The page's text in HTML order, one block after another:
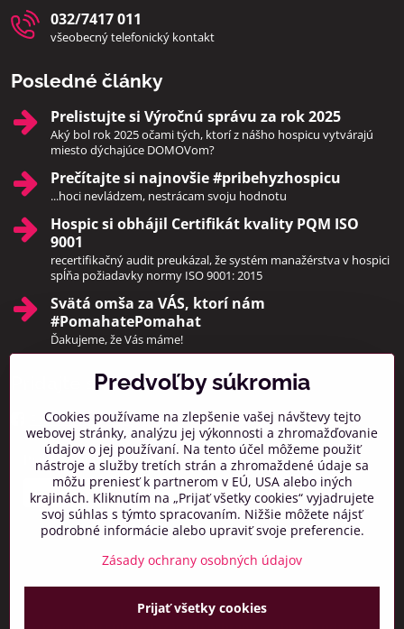
032/7417 011
všeobecný telefonický kontakt
Posledné články
Prelistujte si Výročnú správu za rok 2025
Aký bol rok 2025 očami tých, ktorí z nášho hospicu vytvárajú
miesto dýchajúce DOMOVom?
Prečítajte si najnovšie #pribehyzhospicu
...hoci nevládzem, nestrácam svoju hodnotu
Hospic si obhájil Certifikát kvality PQM ISO
9001
recertifikačný audit preukázal, že systém manažérstva v hospici
spĺňa požiadavky normy ISO 9001: 2015
Svätá omša za VÁS, ktorí nám
#PomahatePomahat
Ďakujeme, že Vás máme!
Pridajte sa k nám
Facebook Instagram
Prihlásiť na odber noviniek
©2026Copyright
Predvoľby súkromia
Cookies používame na zlepšenie vašej návštevy tejto
webovej stránky, analýzu jej výkonnosti a zhromažďovanie
údajov o jej používaní. Na tento účel môžeme použiť
nástroje a služby tretích strán a zhromaždené údaje sa
môžu preniesť k partnerom v EÚ, USA alebo iných
krajinách. Kliknutím na „Prijať všetky cookies“ vyjadrujete
svoj súhlas s týmto spracovaním. Nižšie môžete nájsť
podrobné informácie alebo upraviť svoje preferencie.
Zásady ochrany osobných údajov
Prijať všetky cookies